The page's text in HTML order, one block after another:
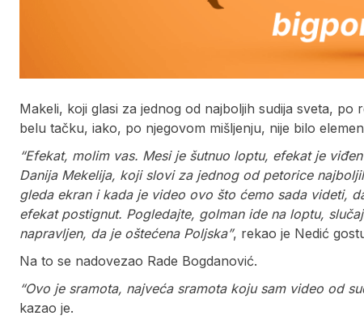
Makeli, koji glasi za jednog od najboljih sudija sveta,
belu tačku, iako, po njegovom mišljenju, nije bilo
“Efekat, molim vas. Mesi je šutnuo loptu, efekat je
Danija Mekelija, koji slovi za jednog od petorice
gleda ekran i kada je video ovo što ćemo sada videti,
efekat postignut. Pogledajte, golman ide na loptu,
napravljen, da je oštećena Poljska”, rekao je Nedić
Na to se nadovezao Rade Bogdanović.
“Ovo je sramota, najveća sramota koju sam video od
kazao je.